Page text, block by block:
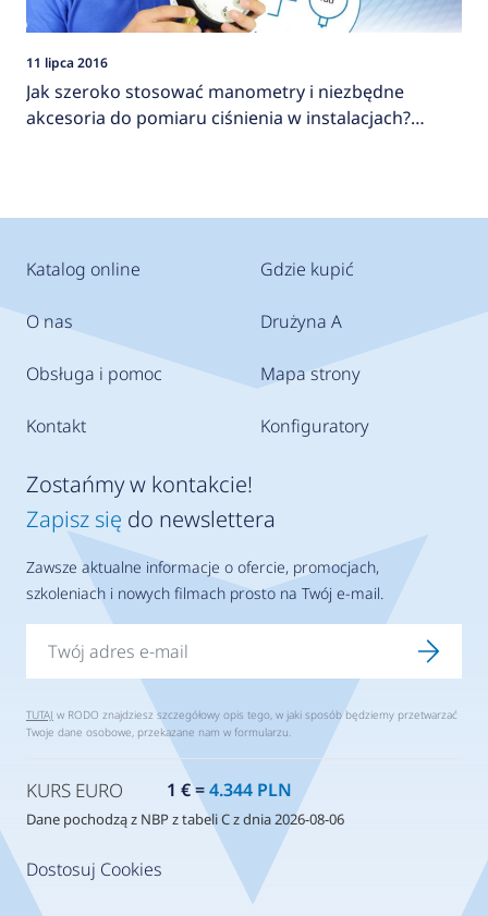
11 lipca 2016
Jak szeroko stosować manometry i niezbędne
akcesoria do pomiaru ciśnienia w instalacjach?
Katalog online
O nas
Obsługa i pomoc
Kontakt
Gdzie kupić
Drużyna A
Mapa strony
Konfiguratory
Dostosuj Cookies
Zostańmy w kontakcie!
Zapisz się do newslettera
Zawsze aktualne informacje o ofercie, promocjach,
szkoleniach i nowych filmach prosto na Twój e-mail.
TUTAJ w RODO znajdziesz szczegółowy opis tego, w jaki sposób będziemy przetwarzać
Twoje dane osobowe, przekazane nam w formularzu.
KURS EURO 1 € =4.344 PLN
Dane pochodzą z NBP z tabeli C z dnia 2026-08-06